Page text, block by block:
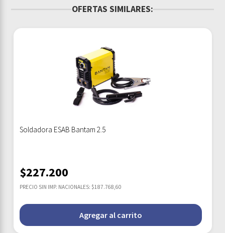
OFERTAS SIMILARES:
Soldadora ESAB Bantam 2.5
$227.200
PRECIO SIN IMP. NACIONALES: $187.768,60
Agregar al carrito